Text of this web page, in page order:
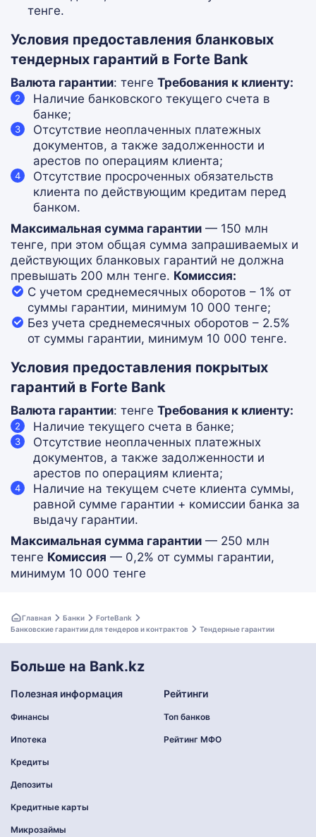
тенге.
Условия предоставления бланковых
тендерных гарантий в Forte Bank
Валюта гарантии: тенге Требования к клиенту:
Наличие банковского текущего счета в
банке;
Отсутствие неоплаченных платежных
документов, а также задолженности и
арестов по операциям клиента;
Отсутствие просроченных обязательств
клиента по действующим кредитам перед
банком.
Максимальная сумма гарантии — 150 млн
тенге, при этом общая сумма запрашиваемых и
действующих бланковых гарантий не должна
превышать 200 млн тенге. Комиссия:
С учетом среднемесячных оборотов – 1% от
суммы гарантии, минимум 10 000 тенге;
Без учета среднемесячных оборотов – 2.5%
от суммы гарантии, минимум 10 000 тенге.
Условия предоставления покрытых
гарантий в Forte Bank
Валюта гарантии: тенге Требования к клиенту:
Наличие текущего счета в банке;
Отсутствие неоплаченных платежных
документов, а также задолженности и
арестов по операциям клиента;
Наличие на текущем счете клиента суммы,
равной сумме гарантии + комиссии банка за
выдачу гарантии.
Максимальная сумма гарантии — 250 млн
тенге Комиссия — 0,2% от суммы гарантии,
минимум 10 000 тенге
Главная Банки
ForteBank
Банковские гарантии для тендеров и контрактов
Тендерные гарантии
Больше на Bank.kz
Полезная информация
Финансы
Ипотека
Кредиты
Депозиты
Кредитные карты
Микрозаймы
Рейтинги
Топ банков
Рейтинг МФО